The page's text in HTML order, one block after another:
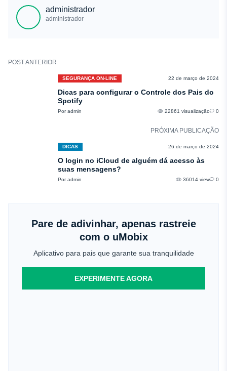
de números ocultos ou anônimos, por meio das configurações do
dispositivo, para maior proteção da privacidade.
administrador
administrador
POST ANTERIOR
SEGURANÇA ON-LINE 22 de março de 2024
Dicas para configurar o Controle dos Pais do
Spotify
Por admin 22861 visualização 0
PRÓXIMA PUBLICAÇÃO
DICAS 26 de março de 2024
O login no iCloud de alguém dá acesso às
suas mensagens?
Por admin 36014 view 0
Pare de adivinhar, apenas rastreie
com o uMobix
Aplicativo para pais que garante sua tranquilidade
EXPERIMENTE AGORA